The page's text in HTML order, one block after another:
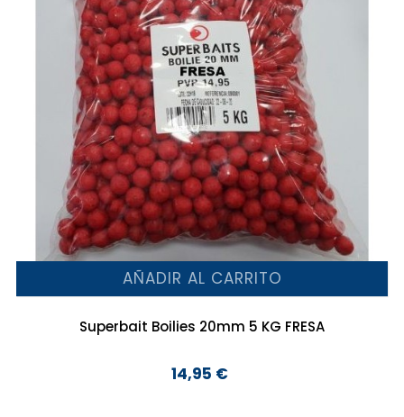
AÑADIR AL CARRITO
Superbait Boilies 20mm 5 KG FRESA
Precio
14,95 €